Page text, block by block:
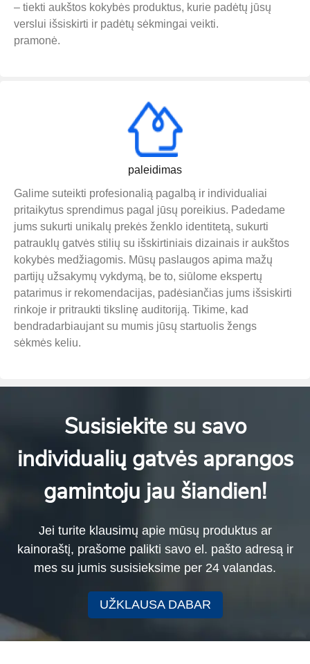
– tiekti aukštos kokybės produktus, kurie padėtų jūsų
verslui išsiskirti ir padėtų sėkmingai veikti.
pramonė.
paleidimas
Galime suteikti profesionalią pagalbą ir individualiai
pritaikytus sprendimus pagal jūsų poreikius. Padedame
jums sukurti unikalų prekės ženklo identitetą, sukurti
patrauklų gatvės stilių su išskirtiniais dizainais ir aukštos
kokybės medžiagomis. Mūsų paslaugos apima mažų
partijų užsakymų vykdymą, be to, siūlome ekspertų
patarimus ir rekomendacijas, padėsiančias jums išsiskirti
rinkoje ir pritraukti tikslinę auditoriją. Tikime, kad
bendradarbiaujant su mumis jūsų startuolis žengs
sėkmės keliu.
Susisiekite su savo
individualių gatvės aprangos
gamintoju jau šiandien!
Jei turite klausimų apie mūsų produktus ar
kainoraštį, prašome palikti savo el. pašto adresą ir
mes su jumis susisieksime per 24 valandas.
UŽKLAUSA DABAR